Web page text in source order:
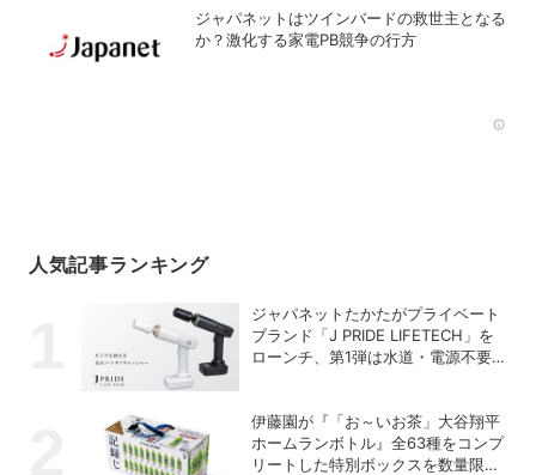
ジャパネットはツインバードの救世主となる
か？激化する家電PB競争の行方
人気記事ランキング
ジャパネットたかたがプライベート
ブランド「J PRIDE LIFETECH」を
ローンチ、第1弾は水道・電源不要
伊藤園が『「お～いお茶」大谷翔平
ホームランボトル』全63種をコンプ
リートした特別ボックスを数量限定